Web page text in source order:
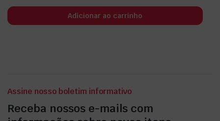
Adicionar ao carrinho
Assine nosso boletim informativo
Receba nossos e-mails com